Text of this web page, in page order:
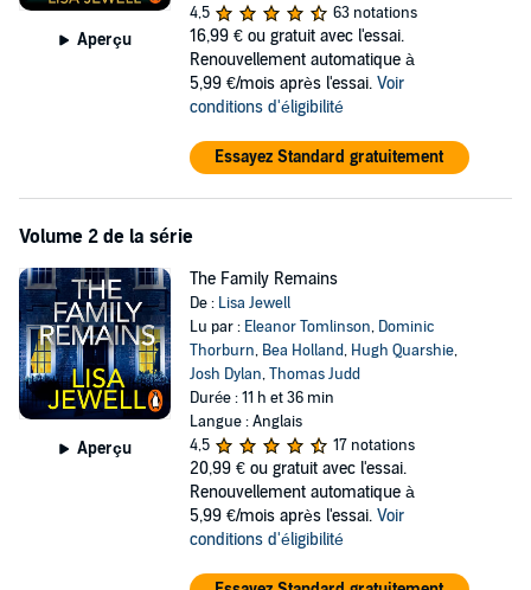
In the kitchen lie three decomposing corpses. Close to them is a
hastily scrawled note.
They've been dead for several days.
Who has been looking after the baby?
Two entangled families.
A house with the darkest of secrets.
'I read it all in one sitting.'Colleen Hoover
'Atwisty andengrossingstory of betrayal and redemption.'Ian
Rankin
'Rich, darkandintricately twisted'Ruth Ware
has sold over a million copies across all formats
Lisa Jewell, Number OneSunday Timesbestseller, March 2024
Lisa Jewell 2019 (P) Penguin Audio 2019
Aperçu
4,5
63 notations
16,99 € ou gratuit avec l'essai.
Renouvellement automatique à
5,99 €/mois après l'essai. Voir
conditions d'éligibilité
Essayez Standard gratuitement
Volume 2 de la série
Aperçu
The Family Remains
De : Lisa Jewell
Lu par : Eleanor Tomlinson, Dominic
Thorburn, Bea Holland, Hugh Quarshie,
Josh Dylan,Thomas Judd
Durée : 11 h et 36 min
Langue : Anglais
4,5
17 notations
20,99 € ou gratuit avec l'essai.
Renouvellement automatique à
5,99 €/mois après l'essai. Voir
conditions d'éligibilité